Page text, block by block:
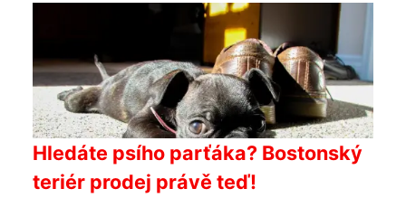
Hledáte psího parťáka? Bostonský
teriér prodej právě teď!